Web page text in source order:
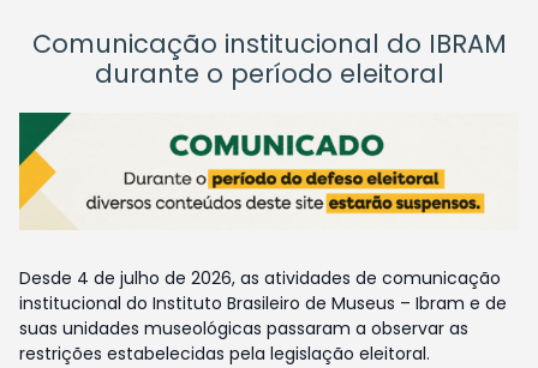
Comunicação institucional do IBRAM
durante o período eleitoral
Desde 4 de julho de 2026, as atividades de comunicação
institucional do Instituto Brasileiro de Museus – Ibram e de
suas unidades museológicas passaram a observar as
restrições estabelecidas pela legislação eleitoral.